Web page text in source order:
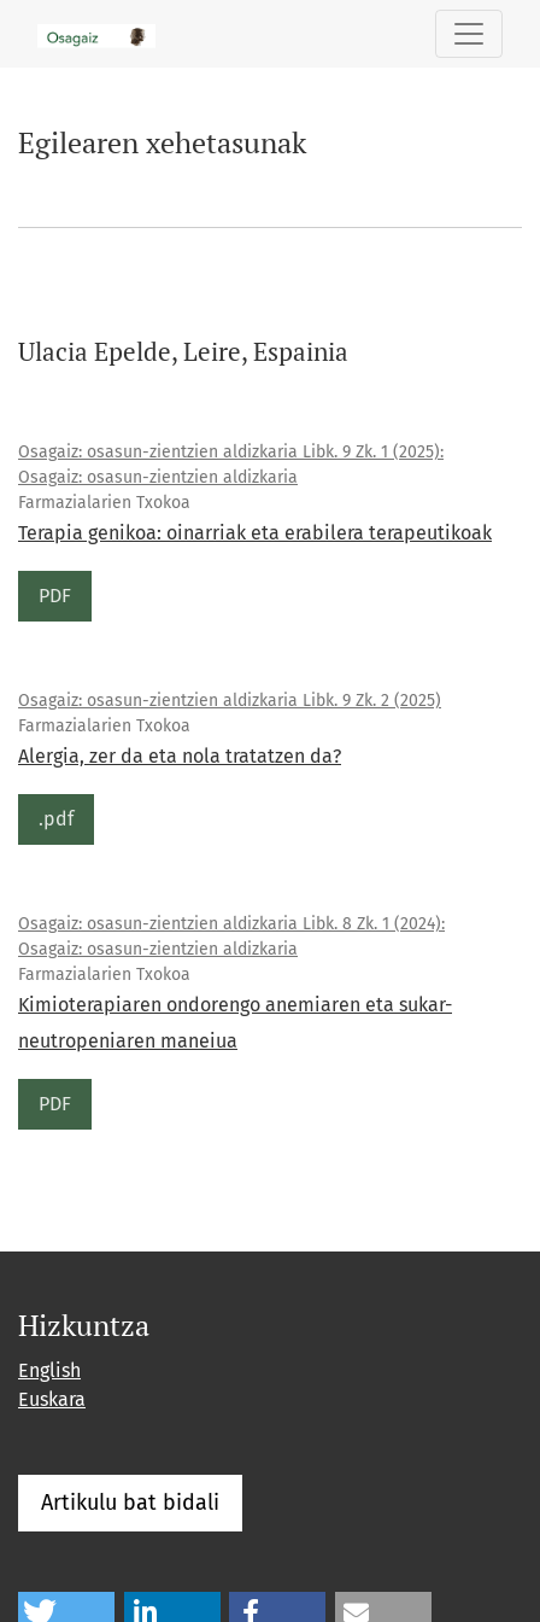
Egilearen xehetasunak
Ulacia Epelde, Leire, Espainia
Osagaiz: osasun-zientzien aldizkaria Libk. 9 Zk. 1 (2025):
Osagaiz: osasun-zientzien aldizkaria
Farmazialarien Txokoa
Terapia genikoa: oinarriak eta erabilera terapeutikoak
PDF
Osagaiz: osasun-zientzien aldizkaria Libk. 9 Zk. 2 (2025)
Farmazialarien Txokoa
Alergia, zer da eta nola tratatzen da?
.pdf
Osagaiz: osasun-zientzien aldizkaria Libk. 8 Zk. 1 (2024):
Osagaiz: osasun-zientzien aldizkaria
Farmazialarien Txokoa
Kimioterapiaren ondorengo anemiaren eta sukar-
neutropeniaren maneiua
PDF
Hizkuntza
English
Euskara
Artikulu bat bidali